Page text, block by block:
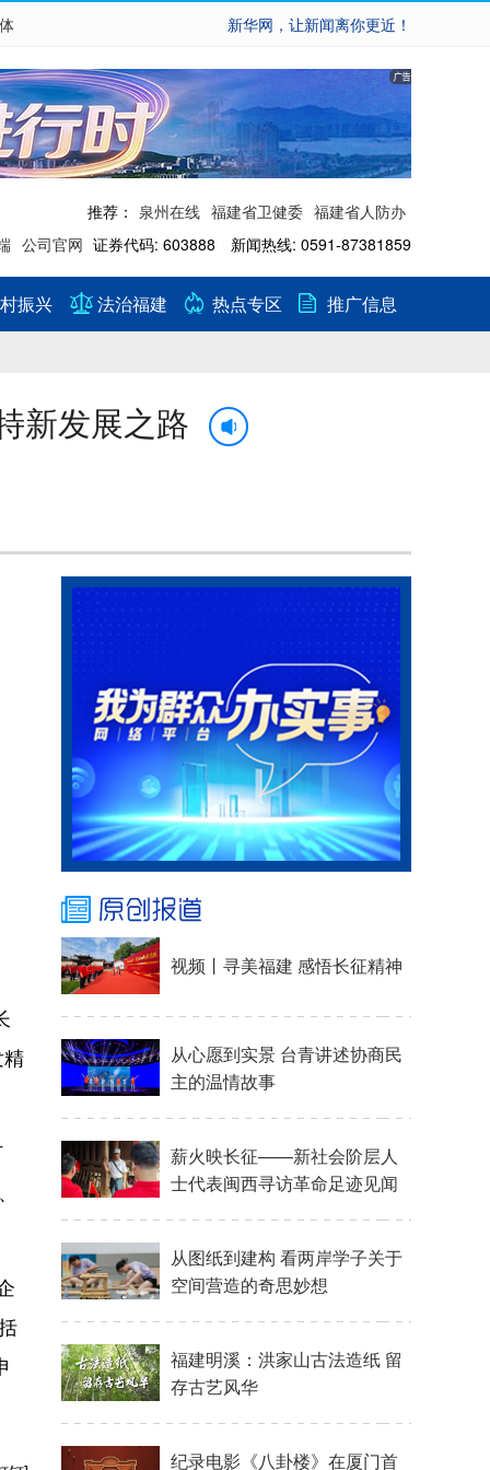
新华网，让新闻离你更近！
推荐： 泉州在线 福建省卫健委 福建省人防办
公司官网 证券代码: 603888 新闻热线: 0591-87381859
振兴 法治福建 热点专区 推广信息
新发展之路